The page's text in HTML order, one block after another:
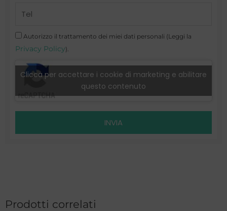
Telefono
Autorizzo il trattamento dei miei dati personali (Leggi la
Privacy Policy).
Clicca per accettare i cookie di marketing e abilitare
questo contenuto
INVIA
Prodotti correlati